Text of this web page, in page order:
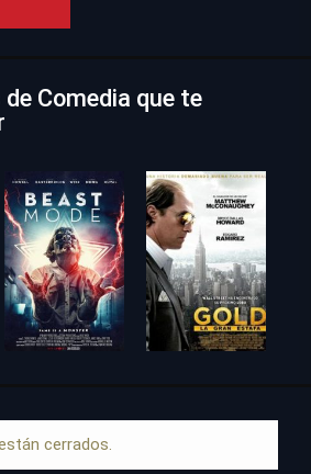
Comedia que te
cerrados.